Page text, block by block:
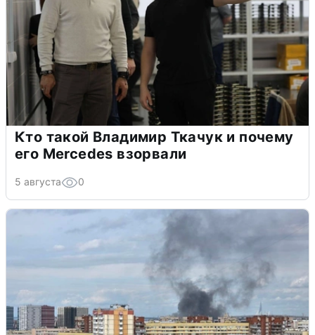
Кто такой Владимир Ткачук и почему
его Mercedes взорвали
5 августа 0